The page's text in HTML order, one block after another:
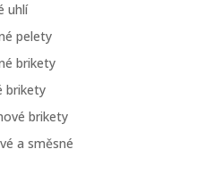
uhlí
pelety
brikety
brikety
brikety
a směsné